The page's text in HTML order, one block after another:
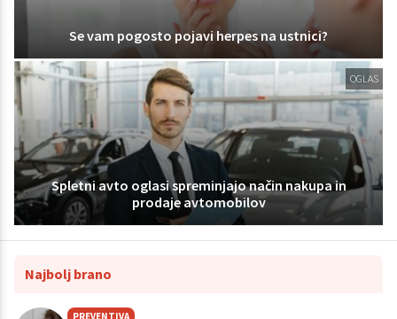
Se vam pogosto pojavi herpes na ustnici?
OGLAS
Spletni avto oglasi spreminjajo način nakupa in
prodaje avtomobilov
Najbolj brano
PREVENTIVA